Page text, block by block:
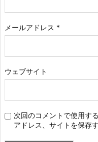
メールアドレス *
ウェブサイト
次回のコメントで使用す
アドレス、サイトを保存す